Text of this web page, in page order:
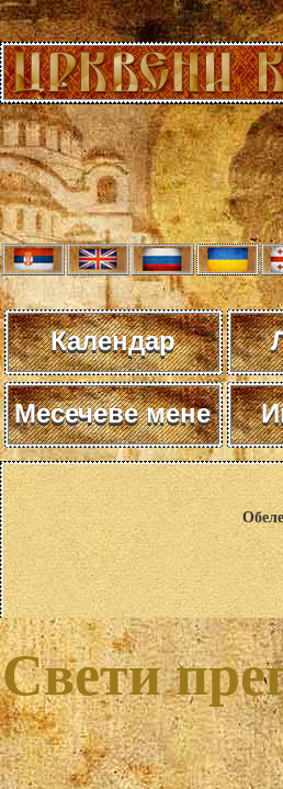
Календар
Месечеве мене
Свети